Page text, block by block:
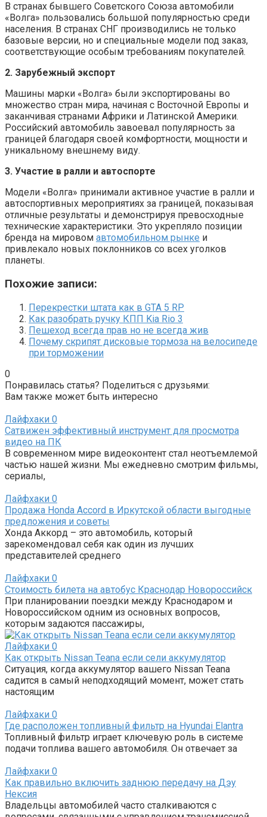
В странах бывшего Советского Союза автомобили
«Волга» пользовались большой популярностью среди
населения. В странах СНГ производились не только
базовые версии, но и специальные модели под заказ,
соответствующие особым требованиям покупателей.
2. Зарубежный экспорт
Машины марки «Волга» были экспортированы во
множество стран мира, начиная с Восточной Европы и
заканчивая странами Африки и Латинской Америки.
Российский автомобиль завоевал популярность за
границей благодаря своей комфортности, мощности и
уникальному внешнему виду.
3. Участие в ралли и автоспорте
Модели «Волга» принимали активное участие в ралли и
автоспортивных мероприятиях за границей, показывая
отличные результаты и демонстрируя превосходные
технические характеристики. Это укрепляло позиции
бренда на мировом автомобильном рынке и
привлекало новых поклонников со всех уголков
планеты.
Похожие записи:
Перекрестки штата как в GTA 5 RP
Как разобрать ручку КПП Kia Rio 3
Пешеход всегда прав но не всегда жив
Почему скрипят дисковые тормоза на велосипеде
при торможении
0
Понравилась статья? Поделиться с друзьями:
Вам также может быть интересно
Лайфхаки 0
Сатвижен эффективный инструмент для просмотра
видео на ПК
В современном мире видеоконтент стал неотъемлемой
частью нашей жизни. Мы ежедневно смотрим фильмы,
сериалы,
Лайфхаки 0
Продажа Honda Accord в Иркутской области выгодные
предложения и советы
Хонда Аккорд – это автомобиль, который
зарекомендовал себя как один из лучших
представителей среднего
Лайфхаки 0
Стоимость билета на автобус Краснодар Новороссийск
При планировании поездки между Краснодаром и
Новороссийском одним из основных вопросов,
которым задаются пассажиры,
Лайфхаки 0
Как открыть Nissan Teana если сели аккумулятор
Ситуация, когда аккумулятор вашего Nissan Teana
садится в самый неподходящий момент, может стать
настоящим
Лайфхаки 0
Где расположен топливный фильтр на Hyundai Elantra
Топливный фильтр играет ключевую роль в системе
подачи топлива вашего автомобиля. Он отвечает за
Лайфхаки 0
Как правильно включить заднюю передачу на Дэу
Нексия
Владельцы автомобилей часто сталкиваются с